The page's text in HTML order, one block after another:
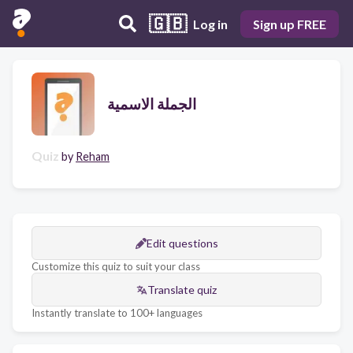
🇬🇧 Log in Sign up FREE
الجملة الاسمية
Quiz by Reham
Edit questions
Customize this quiz to suit your class
Translate quiz
Instantly translate to 100+ languages